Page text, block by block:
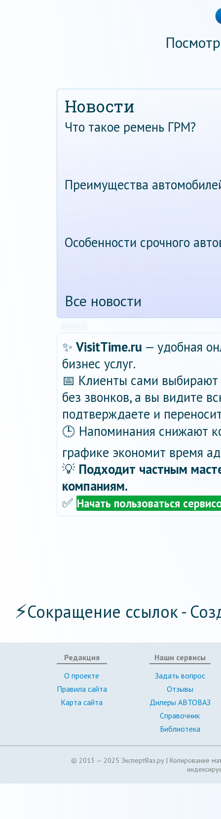
Новости
Что такое ремень ГРМ?
Преимущества
Особенности срочного
Все новости
✨ VisitTime.ru — удобная
бизнес услуг.
📅 Клиенты сами
без звонков, а вы видите
подтверждаете и
🕒 Напоминания снижают
графике экономит время
💡 Подходит частным
компаниям.
✅ Начать пользоваться
⚡Сокращение ссылок -
Редакция
О проекте
Правила сайта
Карта сайта
Наши сервисы
Задать вопрос
Отзывы
Дилеры АВТОВАЗ
Справочник
Библиотека
© 2013 — 2025 ЭкспертВаз.ру | Копирование